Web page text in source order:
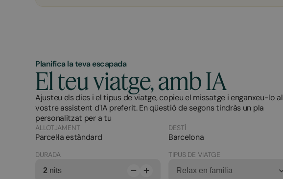
Planifica la teva escapada
El teu viatge, amb IA
Ajusteu els dies i el tipus de viatge, copieu el missatge i enganxeu-lo al
vostre assistent d'IA preferit. En qüestió de segons tindràs un pla
personalitzat per a tu
ALLOTJAMENT
Parcel·la estàndard
DESTÍ
Barcelona
DURADA
2 nits
TIPUS DE VIATGE
Relax en família